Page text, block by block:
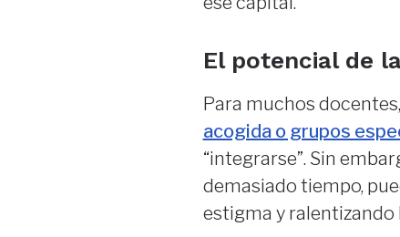
El potencial de
Para muchos
acogida o grupos
“integrarse”. Sin
demasiado tiempo,
estigma y ralentizando